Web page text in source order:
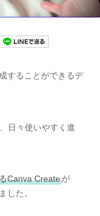
することができるデ
日々使いやすく進
Canva Createが
した。